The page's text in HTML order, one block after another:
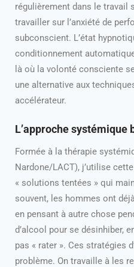
régulièrement dans le travail
travailler sur l’anxiété de
subconscient. L’état
conditionnement
là où la volonté consciente
une alternative aux
accélérateur.
L’approche systémique
Formée à la thérapie
Nardone/LACT), j’utilise
« solutions tentées » qui
souvent, les hommes ont
en pensant à autre chose
d’alcool pour se désinhiber,
pas « rater ». Ces stratégies
problème. On travaille à les